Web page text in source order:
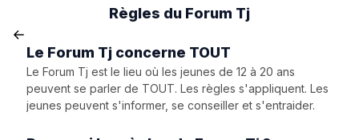
Règles du Forum Tj
Le Forum Tj concerne TOUT
Le Forum Tj est le lieu où les jeunes de 12 à 20 ans
peuvent se parler de TOUT. Les règles s'appliquent. Les
jeunes peuvent s'informer, se conseiller et s'entraider.